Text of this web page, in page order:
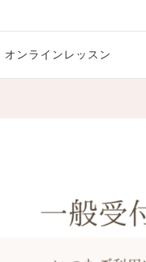
オンラインレッスン